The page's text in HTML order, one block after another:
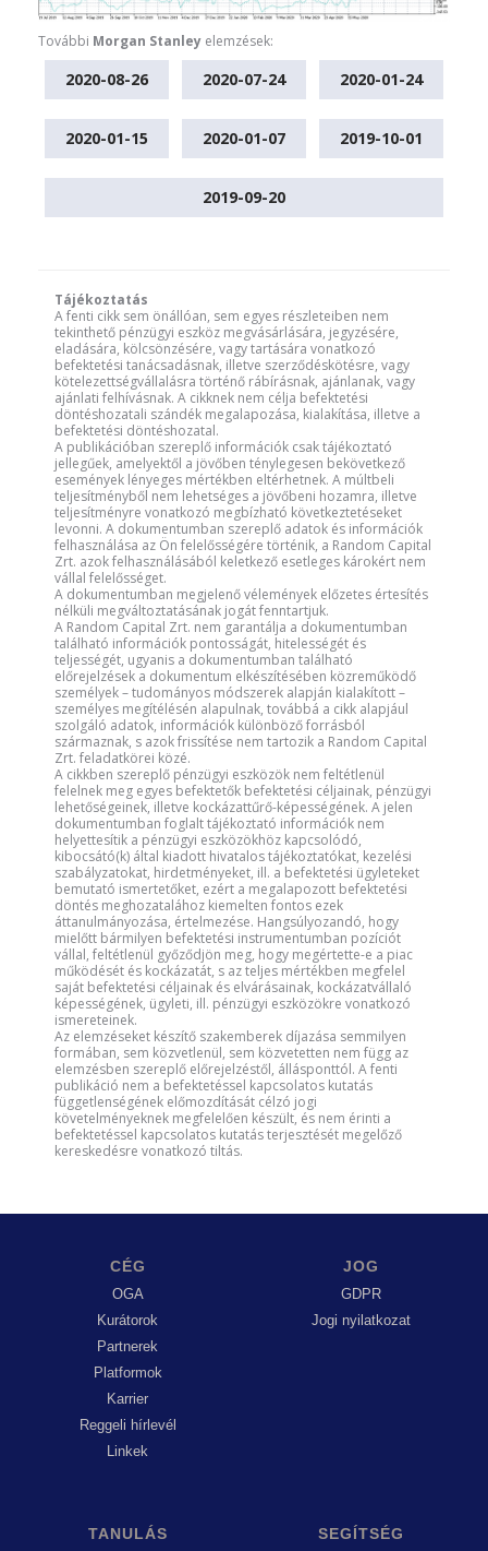
További Morgan Stanley elemzések:
2020-08-26 2020-07-24 2020-01-24
2020-01-15 2020-01-07 2019-10-01
2019-09-20
Tájékoztatás
A fenti cikk sem önállóan, sem egyes részleteiben nem
tekinthető pénzügyi eszköz megvásárlására, jegyzésére,
eladására, kölcsönzésére, vagy tartására vonatkozó
befektetési tanácsadásnak, illetve szerződéskötésre, vagy
kötelezettségvállalásra történő rábírásnak, ajánlanak, vagy
ajánlati felhívásnak. A cikknek nem célja befektetési
döntéshozatali szándék megalapozása, kialakítása, illetve a
befektetési döntéshozatal.
A publikációban szereplő információk csak tájékoztató
jellegűek, amelyektől a jövőben ténylegesen bekövetkező
események lényeges mértékben eltérhetnek. A múltbeli
teljesítményből nem lehetséges a jövőbeni hozamra, illetve
teljesítményre vonatkozó megbízható következtetéseket
levonni. A dokumentumban szereplő adatok és információk
felhasználása az Ön felelősségére történik, a Random Capital
Zrt. azok felhasználásából keletkező esetleges károkért nem
vállal felelősséget.
A dokumentumban megjelenő vélemények előzetes értesítés
nélküli megváltoztatásának jogát fenntartjuk.
A Random Capital Zrt. nem garantálja a dokumentumban
található információk pontosságát, hitelességét és
teljességét, ugyanis a dokumentumban található
előrejelzések a dokumentum elkészítésében közreműködő
személyek – tudományos módszerek alapján kialakított –
személyes megítélésén alapulnak, továbbá a cikk alapjául
szolgáló adatok, információk különböző forrásból
származnak, s azok frissítése nem tartozik a Random Capital
Zrt. feladatkörei közé.
A cikkben szereplő pénzügyi eszközök nem feltétlenül
felelnek meg egyes befektetők befektetési céljainak, pénzügyi
lehetőségeinek, illetve kockázattűrő-képességének. A jelen
dokumentumban foglalt tájékoztató információk nem
helyettesítik a pénzügyi eszközökhöz kapcsolódó,
kibocsátó(k) által kiadott hivatalos tájékoztatókat, kezelési
szabályzatokat, hirdetményeket, ill. a befektetési ügyleteket
bemutató ismertetőket, ezért a megalapozott befektetési
döntés meghozatalához kiemelten fontos ezek
áttanulmányozása, értelmezése. Hangsúlyozandó, hogy
mielőtt bármilyen befektetési instrumentumban pozíciót
vállal, feltétlenül győződjön meg, hogy megértette-e a piac
működését és kockázatát, s az teljes mértékben megfelel
saját befektetési céljainak és elvárásainak, kockázatvállaló
képességének, ügyleti, ill. pénzügyi eszközökre vonatkozó
ismereteinek.
Az elemzéseket készítő szakemberek díjazása semmilyen
formában, sem közvetlenül, sem közvetetten nem függ az
elemzésben szereplő előrejelzéstől, állásponttól. A fenti
publikáció nem a befektetéssel kapcsolatos kutatás
függetlenségének előmozdítását célzó jogi
követelményeknek megfelelően készült, és nem érinti a
befektetéssel kapcsolatos kutatás terjesztését megelőző
kereskedésre vonatkozó tiltás.
CÉG
OGA
Kurátorok
Partnerek
Platformok
Karrier
Reggeli hírlevél
Linkek
JOG
GDPR
Jogi nyilatkozat
TANULÁS SEGÍTSÉG